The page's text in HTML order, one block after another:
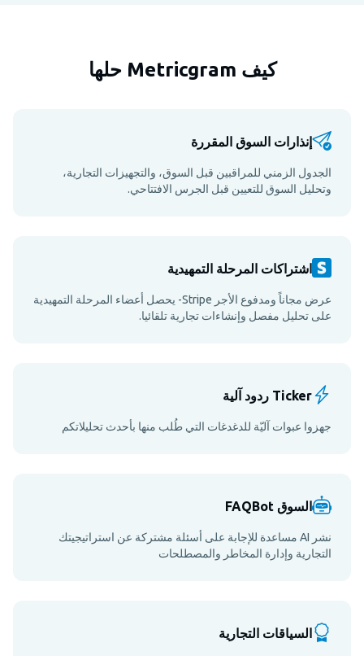
كيف Metricgram حلها
إنذارات السوق المقررة
الجدول الزمني للمراقبين قبل السوق، والتجهيزات التجارية،
وتحليل السوق للتعيين قبل الجرس الافتتاحي.
اشتراكات المرحلة التمهيدية
عرض مجاناً ومدفوع الأجر Stripe- يحصل أعضاء المرحلة التمهيدية
على تحليل مفصل وإنشاءات تجارية تلقائيا.
Ticker ردود آلية
جهزوا عبوات آليّة للدغدغات التي طُلب منها بأحدث تحليلاتكم
السوق FAQBot
نشر AI مساعدة للإجابة على أسئلة مشتركة عن استراتيجيتك
التجارية وإدارة المخاطر والمصطلحات
السياقات التجارية